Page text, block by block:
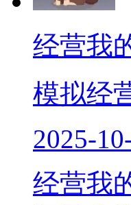
经营我
模拟经
2025-
经营我